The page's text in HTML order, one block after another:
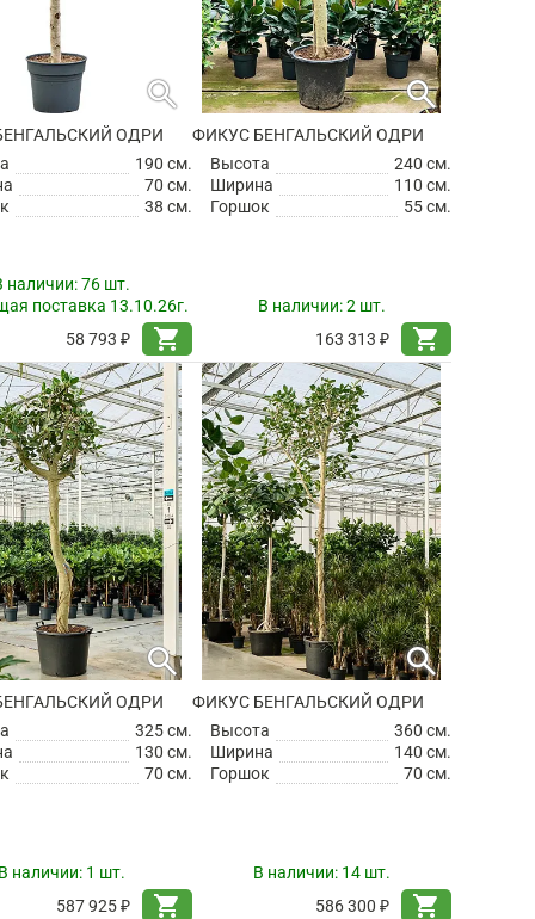
search
ОДРИ
190 см.
70 см.
38 см.
наличии:76 шт.
поставка 13.10.26г.
58 793 ₽
shopping_cart
search
ФИКУС БЕНГАЛЬСКИЙ ОДРИ
Высота
240 см.
Ширина
110 см.
Горшок
55 см.
В наличии:2 шт.
163 313 ₽
shopping_cart
search
ОДРИ
325 см.
130 см.
70 см.
наличии: 1 шт.
587 925 ₽
shopping_cart
search
ФИКУС БЕНГАЛЬСКИЙ ОДРИ
Высота
360 см.
Ширина
140 см.
Горшок
70 см.
В наличии: 14 шт.
586 300 ₽
shopping_cart